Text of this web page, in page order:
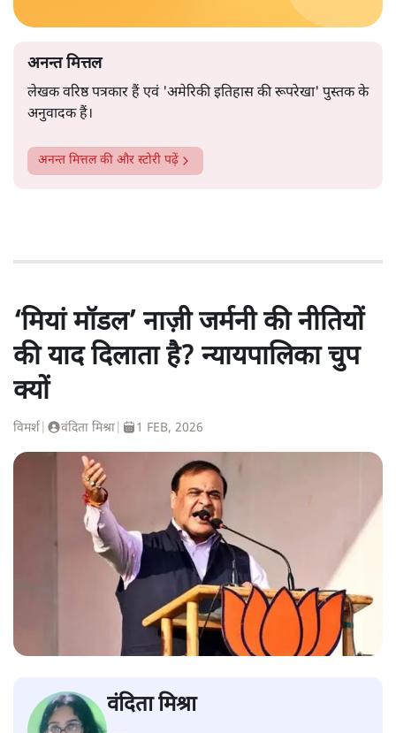
अनन्त मित्तल
लेखक वरिष्ठ पत्रकार हैं एवं 'अमेरिकी इतिहास की रूपरेखा' पुस्तक के
अनुवादक हैं।
अनन्त मित्तलकी और स्टोरी पढ़ें
‘मियां मॉडल’ नाज़ी जर्मनी की नीतियों
की याद दिलाता है? न्यायपालिका चुप
क्यों
विमर्श वंदिता मिश्रा 1 FEB, 2026
वंदिता मिश्रा